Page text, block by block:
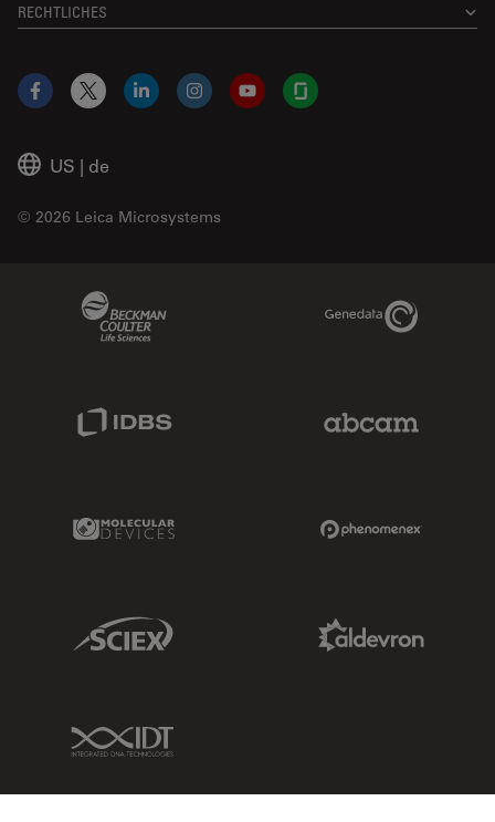
RECHTLICHES
US | de
© 2026 Leica Microsystems
Facebook
X LinkedInInstagramYouTubeGlassdoor
Genedata Link
Molecular Devices Link
Sciex Link
IDT Link